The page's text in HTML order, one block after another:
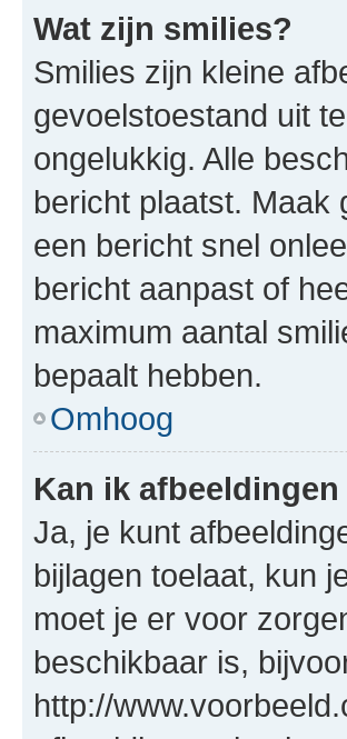
Wat zijn smilies?
Smilies zijn kleine
gevoelstoestand uit
ongelukkig. Alle
bericht plaatst. Maak
een bericht snel
bericht aanpast of
maximum aantal
bepaalt hebben.
Omhoog
Kan ik
Ja, je kunt
bijlagen toelaat, kun
moet je er voor
beschikbaar is,
http://